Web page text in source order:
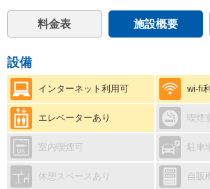
料金表 施設概要
設備
インターネット利用可 wi-fi
エレベーターあり 喫煙
室内喫煙可 駐車
休憩スペースあり 自販